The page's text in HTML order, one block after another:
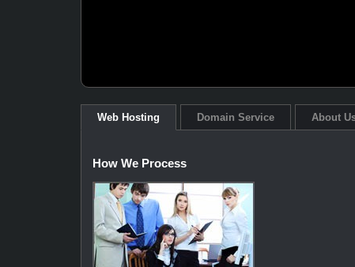
Web Hosting Domain Service About
How We Process